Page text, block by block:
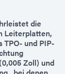
die
Leiterplatten,
TPO- und PIP-
Zoll) und